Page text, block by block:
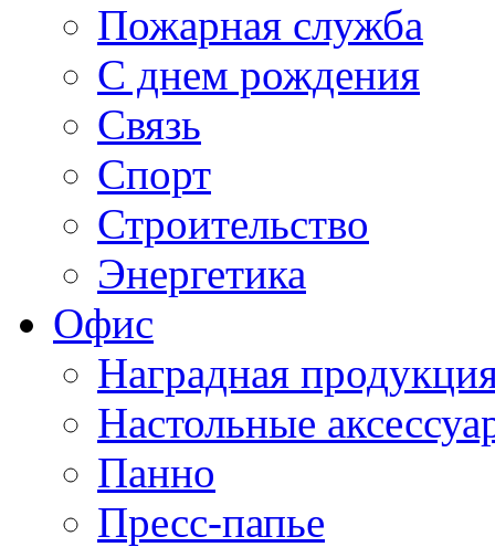
Пожарная служба
С днем рождения
Связь
Спорт
Строительство
Энергетика
Офис
Наградная
Настольные
Панно
Пресс-папье